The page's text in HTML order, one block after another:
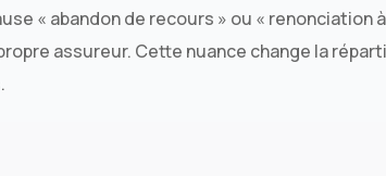
« abandon de recours » ou « renonciation
assureur. Cette nuance change la